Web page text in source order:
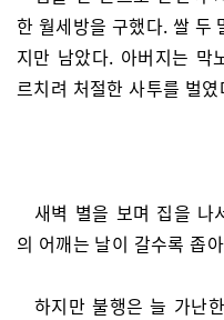
한 월세방을 구했다. 쌀 두
지만 남았다. 아버지는 막
르치려 처절한 사투를 벌였
새벽 별을 보며 집을 나
의 어깨는 날이 갈수록 좁
하지만 불행은 늘 가난